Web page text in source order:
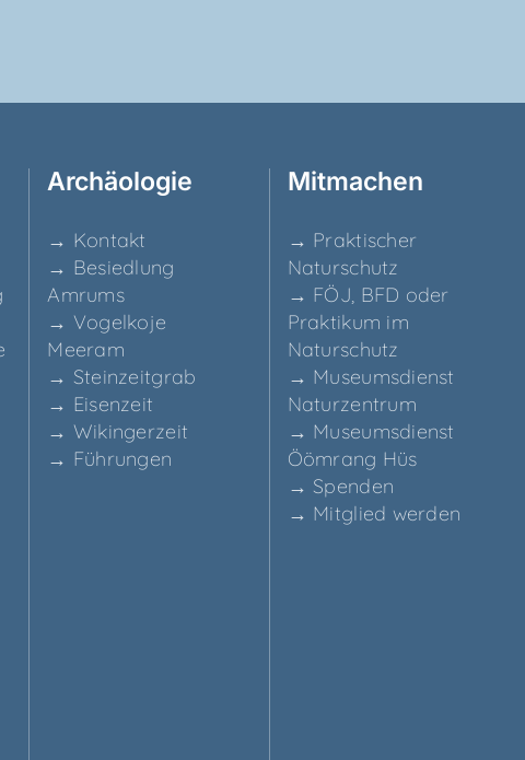
Archäo­lo­gie
→ Kon­takt
→ Besied­lung
Amrums
→ Vogel­ko­je
Meeram
→ Stein­zeit­grab
→ Eisen­zeit
→ Wikin­ger­zeit
→ Füh­run­gen
Mit­ma­chen
→ Prak­ti­scher
Naturschutz
→ FÖJ, BFD oder
Prak­ti­kum im
Naturschutz
→ Muse­ums­dienst
Naturzentrum
→ Muse­ums­dienst
Ööm­rang Hüs
→ Spen­den
→ Mit­glied werden